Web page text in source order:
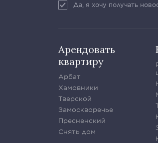
Да, я хочу получать
Арендовать
квартиру
Арбат
Хамовники
Тверской
Замоскворечье
Пресненский
Снять дом